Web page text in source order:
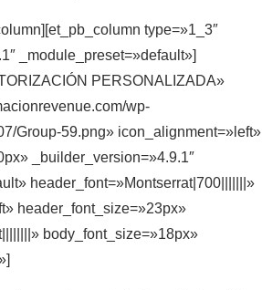
type=»1_3″
_module_preset=»default»]
PERSONALIZADA»
wp-
Group-59.png» icon_alignment=»left»
_builder_version=»4.9.1″
header_font=»Montserrat|700|||||||»
header_font_size=»23px»
body_font_size=»18px»